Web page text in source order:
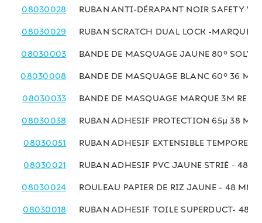
08030028 RUBAN ANTI-DÉRAPANT NOIR SAFETY
08030029 RUBAN SCRATCH DUAL LOCK -MARQUE
08030003 BANDE DE MASQUAGE JAUNE 80°
08030008 BANDE DE MASQUAGE BLANC 60° 36
08030033 BANDE DE MASQUAGE MARQUE 3M REF
08030038 RUBAN ADHESIF PROTECTION 65µ 38
08030051 RUBAN ADHESIF EXTENSIBLE TEMPOREL
08030021 RUBAN ADHESIF PVC JAUNE STRIÉ -
08030024 ROULEAU PAPIER DE RIZ JAUNE - 48 MM
08030018 RUBAN ADHESIF TOILE SUPERDUCT-